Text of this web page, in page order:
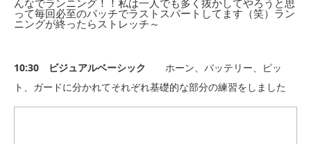
んなでランニング！！私は一人でも多く抜かしてやろうと思
って毎回必至のパッチでラストスパートしてます（笑）ラン
ニングが終ったらストレッチ～
10:30 ビジュアルベーシック ホーン、バッテリー、ピッ
ト、ガードに分かれてそれぞれ基礎的な部分の練習をしました